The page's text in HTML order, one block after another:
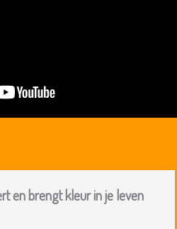
en brengt kleur in je leven